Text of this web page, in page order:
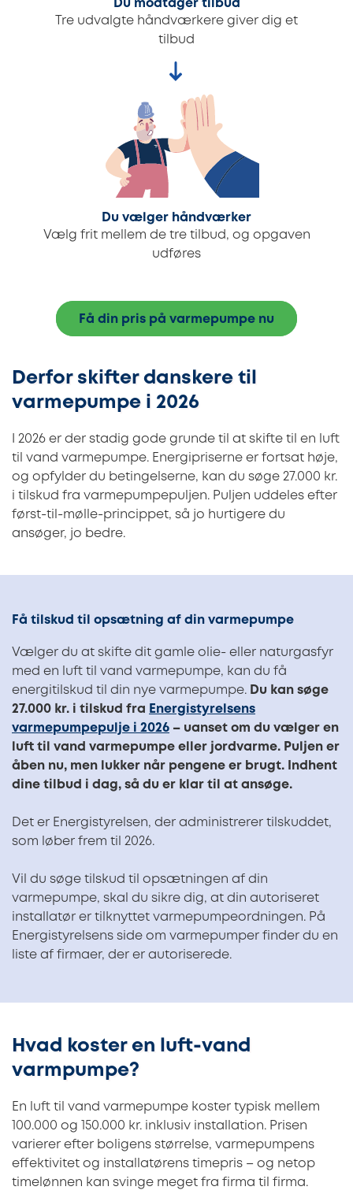
Du modtager tilbud
Tre udvalgte håndværkere giver dig et
tilbud
Du vælger håndværker
Vælg frit mellem de tre tilbud, og opgaven
udføres
Få din pris på varmepumpe nu
Derfor skifter danskere til
varmepumpe i 2026
I 2026 er der stadig gode grunde til at skifte til en luft
til vand varmepumpe. Energipriserne er fortsat høje,
og opfylder du betingelserne, kan du søge 27.000 kr.
i tilskud fra varmepumpepuljen. Puljen uddeles efter
først-til-mølle-princippet, så jo hurtigere du
ansøger, jo bedre.
Få tilskud til opsætning af din varmepumpe
Vælger du at skifte dit gamle olie- eller naturgasfyr
med en luft til vand varmepumpe, kan du få
energitilskud til din nye varmepumpe. Du kan søge
27.000 kr. i tilskud fra Energistyrelsens
varmepumpepulje i 2026 – uanset om du vælger en
luft til vand varmepumpe eller jordvarme. Puljen er
åben nu, men lukker når pengene er brugt. Indhent
dine tilbud i dag, så du er klar til at ansøge.
Det er Energistyrelsen, der administrerer tilskuddet,
som løber frem til 2026.
Vil du søge tilskud til opsætningen af din
varmepumpe, skal du sikre dig, at din autoriseret
installatør er tilknyttet varmepumpeordningen. På
Energistyrelsens side om varmepumper finder du en
liste af firmaer, der er autoriserede.
Hvad koster en luft-vand
varmpumpe?
En luft til vand varmepumpe koster typisk mellem
100.000 og 150.000 kr. inklusiv installation. Prisen
varierer efter boligens størrelse, varmepumpens
effektivitet og installatørens timepris – og netop
timelønnen kan svinge meget fra firma til firma.